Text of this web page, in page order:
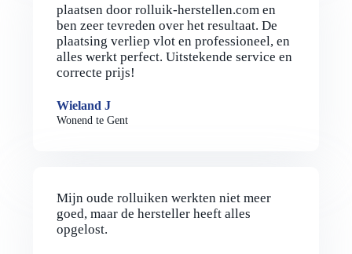
plaatsen door rolluik-herstellen.com en
ben zeer tevreden over het resultaat. De
plaatsing verliep vlot en professioneel, en
alles werkt perfect. Uitstekende service en
correcte prijs!
Wieland J
Wonend te Gent
Mijn oude rolluiken werkten niet meer
goed, maar de hersteller heeft alles
opgelost.